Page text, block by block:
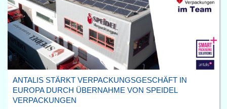
ANTALIS STÄRKT VERPACKUNGSGESCHÄFT IN
EUROPA DURCH ÜBERNAHME VON SPEIDEL
VERPACKUNGEN